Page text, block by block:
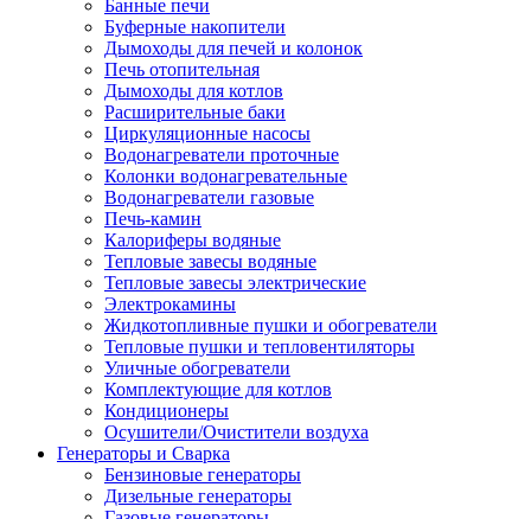
Банные печи
Буферные накопители
Дымоходы для печей и колонок
Печь отопительная
Дымоходы для котлов
Расширительные баки
Циркуляционные насосы
Водонагреватели проточные
Колонки водонагревательные
Водонагреватели газовые
Печь-камин
Калориферы водяные
Тепловые завесы водяные
Тепловые завесы электрические
Электрокамины
Жидкотопливные пушки и обогреватели
Тепловые пушки и тепловентиляторы
Уличные обогреватели
Комплектующие для котлов
Кондиционеры
Осушители/Очистители воздуха
Генераторы и Сварка
Бензиновые генераторы
Дизельные генераторы